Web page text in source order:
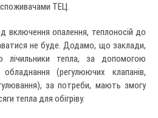
ТЕЦ.
включення опалення, теплоносій до
не буде. Додамо, що заклади,
тепла, за допомогою
обладнання (регулюючих клапанів,
за потреби, мають змогу
тепла для обігріву.